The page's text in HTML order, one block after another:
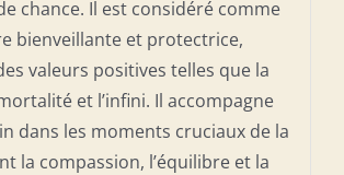
chance. Il est considéré comme
bienveillante et protectrice,
valeurs positives telles que la
et l’infini. Il accompagne
dans les moments cruciaux de la
la compassion, l’équilibre et la